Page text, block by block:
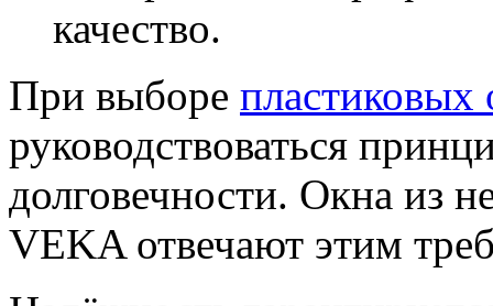
качество.
При выборе пластиковых
руководствоваться
долговечности. Окна из
VEKA отвечают этим